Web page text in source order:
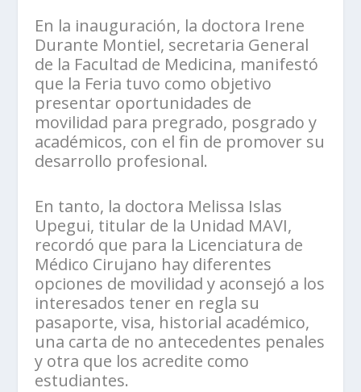
En la inauguración, la doctora Irene
Durante Montiel, secretaria General
de la Facultad de Medicina, manifestó
que la Feria tuvo como objetivo
presentar oportunidades de
movilidad para pregrado, posgrado y
académicos, con el fin de promover su
desarrollo profesional.
En tanto, la doctora Melissa Islas
Upegui, titular de la Unidad MAVI,
recordó que para la Licenciatura de
Médico Cirujano hay diferentes
opciones de movilidad y aconsejó a los
interesados tener en regla su
pasaporte, visa, historial académico,
una carta de no antecedentes penales
y otra que los acredite como
estudiantes.